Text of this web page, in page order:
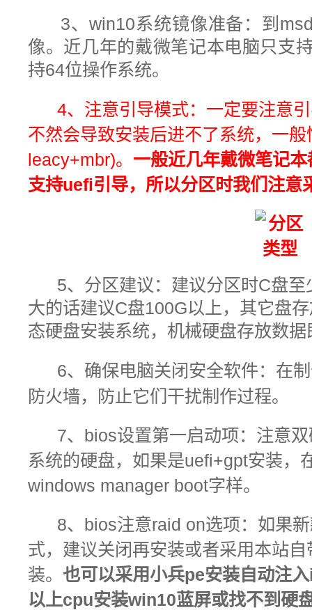
3、win10系统镜像准备：到
像。近几年的戴微笔记本电脑只支
持64位操作系统。
4、注意引导模式： 一定要注意
不然会导致安装后进不了系统，一
leacy+mbr)。 一般近几年戴微笔记
支持uefi引导，所以分区时我们注意
5、分区建议：建议分区时C盘
大的话建议C盘100G以上，其它盘
态硬盘安装系统，机械硬盘存放数据
6、 确保电脑关闭安全软件：在
防火墙，防止它们干扰制作过程。
7、bios设置第一启动项：注意
系统的硬盘，如果是uefi+gpt安装，
windows manager boot字样。
8、bios注意raid on选项：如果
式，建议关闭再安装或者采用本站
装。也可以采用小兵pe安装自动注
以上cpu安装win10蓝屏或找不到硬